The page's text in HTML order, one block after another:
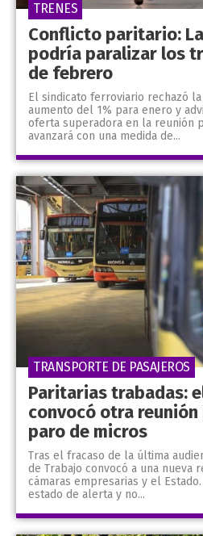
Conflicto paritario:
podría paralizar los
de febrero
El sindicato ferroviario rechazó
aumento del 1% para enero y
oferta superadora en la reunión
avanzará con una medida de...
TRENES
Paritarias trabadas:
convocó otra
paro de micros
Tras el fracaso de la última
de Trabajo convocó a una nueva
cámaras empresarias y el
estado de alerta y no...
TRANSPORTE DE PASAJEROS